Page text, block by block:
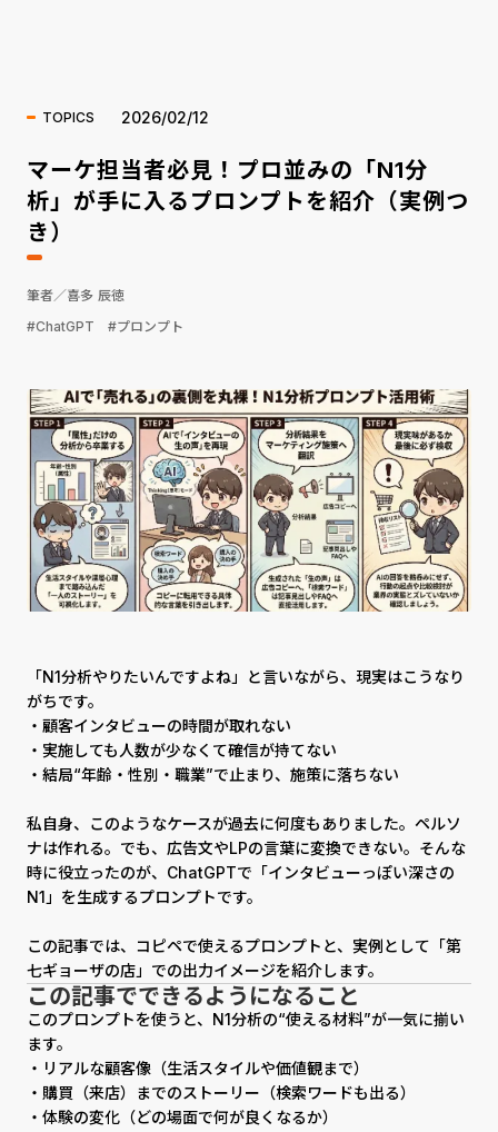
TOPICS 2026/02/12
マーケ担当者必見！プロ並みの「N1分
析」が手に入るプロンプトを紹介（実例つ
き）
筆者／喜多 辰徳
#ChatGPT
#プロンプト
「N1分析やりたいんですよね」と言いながら、現実はこうなり
がちです。
・顧客インタビューの時間が取れない
・実施しても人数が少なくて確信が持てない
・結局“年齢・性別・職業”で止まり、施策に落ちない
私自身、このようなケースが過去に何度もありました。ペルソ
ナは作れる。でも、広告文やLPの言葉に変換できない。そんな
時に役立ったのが、ChatGPTで「インタビューっぽい深さの
N1」を生成するプロンプトです。
この記事では、コピペで使えるプロンプトと、実例として「第
七ギョーザの店」での出力イメージを紹介します。
この記事でできるようになること
このプロンプトを使うと、N1分析の“使える材料”が一気に揃い
ます。
・リアルな顧客像（生活スタイルや価値観まで）
・購買（来店）までのストーリー（検索ワードも出る）
・体験の変化（どの場面で何が良くなるか）